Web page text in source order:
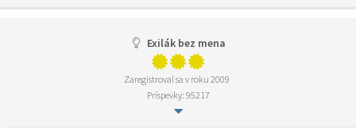
Exilák bez mena
Zaregistroval sa v roku 2009
Príspevky: 95217